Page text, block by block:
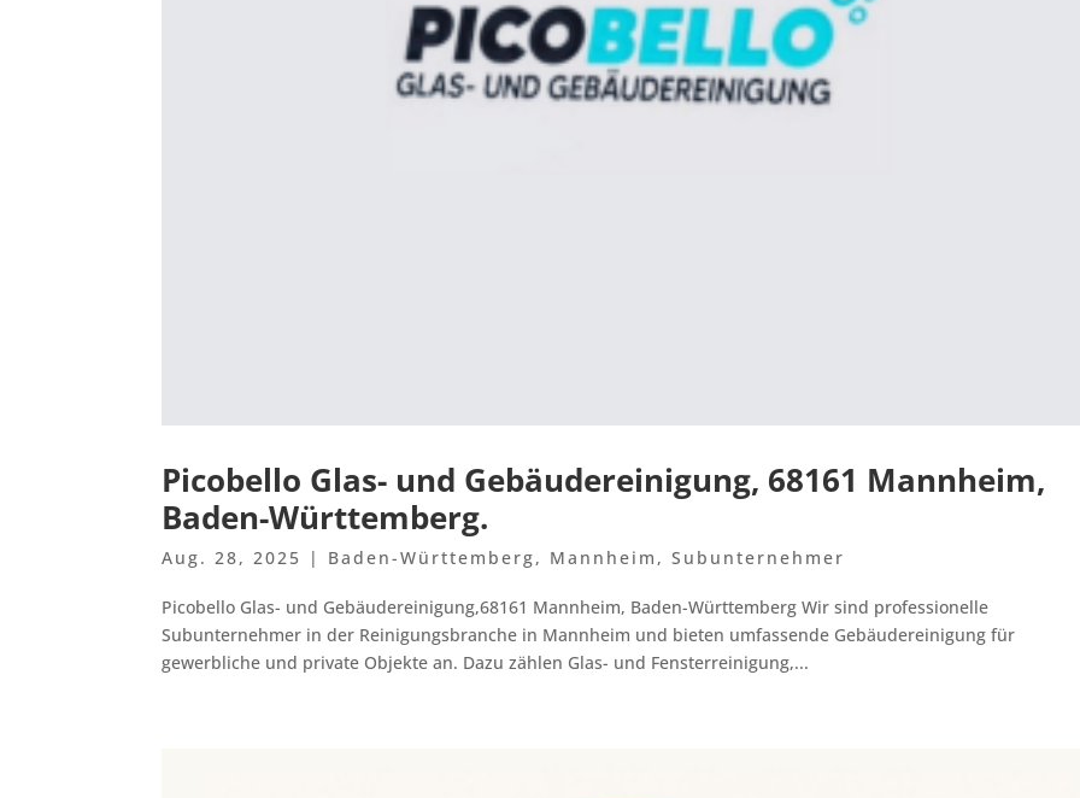
Picobello Glas- und Gebäudereinigung, 68161 Mannheim,
Baden-Württemberg.
Aug. 28, 2025 | Baden-Württemberg, Mannheim ,Subunternehmer
Picobello Glas- und Gebäudereinigung,68161 Mannheim, Baden-Württemberg Wir sind professionelle
Subunternehmer in der Reinigungsbranche in Mannheim und bieten umfassende Gebäudereinigung für
gewerbliche und private Objekte an. Dazu zählen Glas- und Fensterreinigung,...